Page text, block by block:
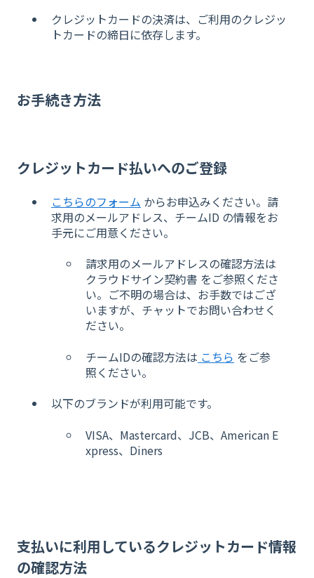
クレジットカードの決済は、ご利用のクレジッ
トカードの締日に依存します。
お手続き方法
クレジットカード払いへのご登録
こちらのフォーム からお申込みください。請
求用のメールアドレス、チームID の情報をお
手元にご用意ください。
請求用のメールアドレスの確認方法は
クラウドサイン契約書 をご参照くださ
い。ご不明の場合は、お手数ではござ
いますが、チャットでお問い合わせく
ださい。
チームIDの確認方法は こちら をご参
照ください。
以下のブランドが利用可能です。
VISA、Mastercard、JCB、American E
xpress、Diners
支払いに利用しているクレジットカード情報
の確認方法